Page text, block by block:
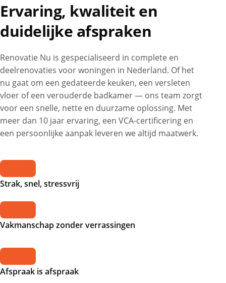
Ervaring, kwaliteit en
duidelijke afspraken
Renovatie Nu is gespecialiseerd in complete en
deelrenovaties voor woningen in Nederland. Of het
nu gaat om een gedateerde keuken, een versleten
vloer of een verouderde badkamer — ons team zorgt
voor een snelle, nette en duurzame oplossing. Met
meer dan 10 jaar ervaring, een VCA-certificering en
een persoonlijke aanpak leveren we altijd maatwerk.
Strak, snel, stressvrij
Vakmanschap zonder verrassingen
Afspraak is afspraak